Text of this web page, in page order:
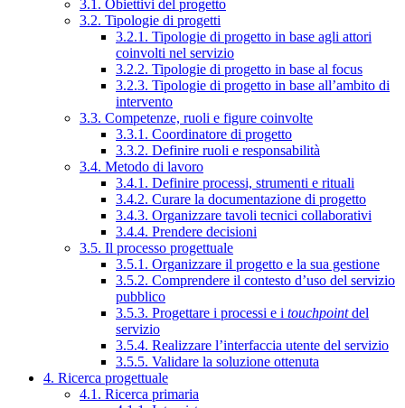
3.1. Obiettivi del progetto
3.2. Tipologie di progetti
3.2.1. Tipologie di progetto in base agli attori
coinvolti nel servizio
3.2.2. Tipologie di progetto in base al focus
3.2.3. Tipologie di progetto in base all’ambito di
intervento
3.3. Competenze, ruoli e figure coinvolte
3.3.1. Coordinatore di progetto
3.3.2. Definire ruoli e responsabilità
3.4. Metodo di lavoro
3.4.1. Definire processi, strumenti e rituali
3.4.2. Curare la documentazione di progetto
3.4.3. Organizzare tavoli tecnici collaborativi
3.4.4. Prendere decisioni
3.5. Il processo progettuale
3.5.1. Organizzare il progetto e la sua gestione
3.5.2. Comprendere il contesto d’uso del servizio
pubblico
3.5.3. Progettare i processi e i touchpointdel
servizio
3.5.4. Realizzare l’interfaccia utente del servizio
3.5.5. Validare la soluzione ottenuta
4. Ricerca progettuale
4.1. Ricerca primaria